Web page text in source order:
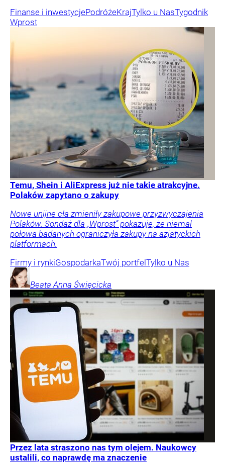
Finanse i inwestycjePodróżeKrajTylko u NasTygodnik
Wprost
Temu, Shein i AliExpress już nie takie atrakcyjne.
Polaków zapytano o zakupy
Nowe unijne cła zmieniły zakupowe przyzwyczajenia
Polaków. Sondaż dla „Wprost” pokazuje, że niemal
połowa badanych ograniczyła zakupy na azjatyckich
platformach.
Firmy i rynkiGospodarkaTwój portfelTylko u Nas
Beata Anna Święcicka
Przez lata straszono nas tym olejem. Naukowcy
ustalili, co naprawdę ma znaczenie